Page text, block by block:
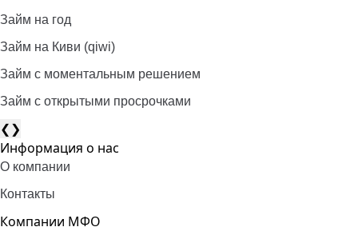
Займ на год
Займ на Киви (qiwi)
Займ c моментальным решением
Займ с открытыми просрочками
❮❯
Информация о нас
О компании
Контакты
Компании МФО